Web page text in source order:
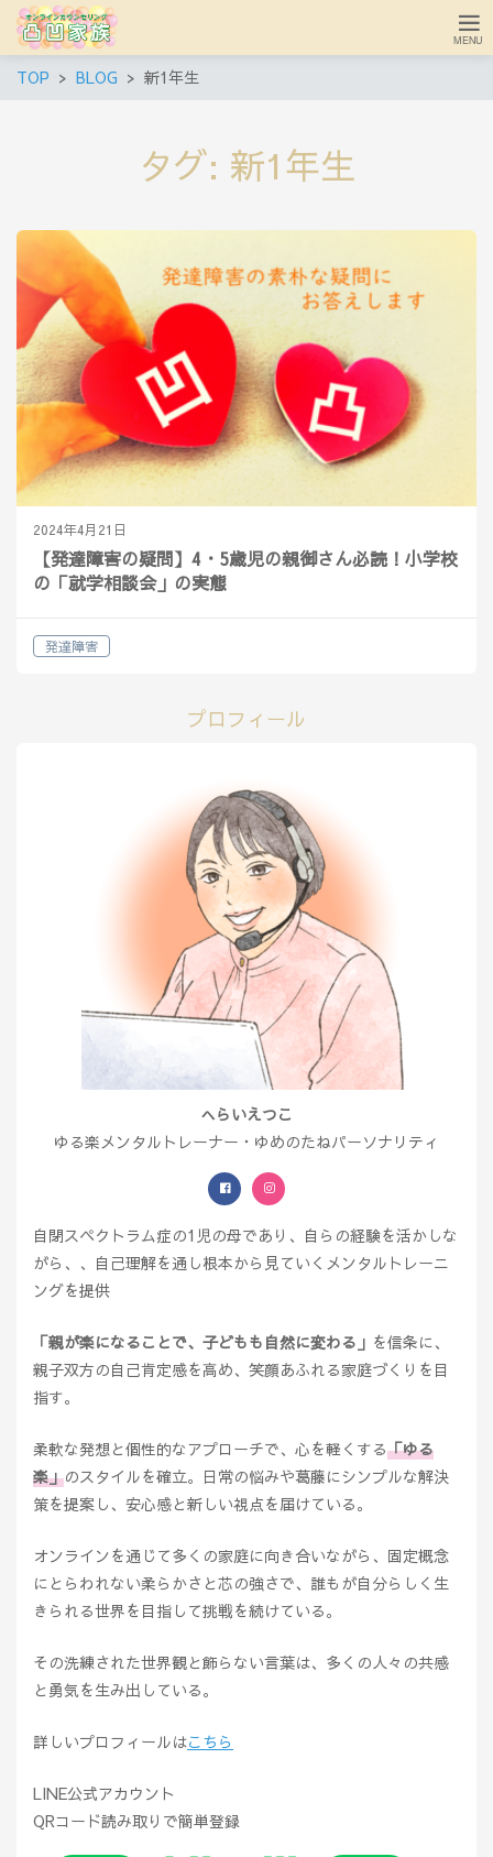
TOP BLOG 新1年生
タグ: 新1年生
2024年4月21日
【発達障害の疑問】4・5歳児の親御さん必読！小学校
の「就学相談会」の実態
発達障害
プロフィール
へらいえつこ
ゆる楽メンタルトレーナー・ゆめのたねパーソナリティ
自閉スペクトラム症の1児の母であり、自らの経験を活かしな
がら、、自己理解を通し根本から見ていくメンタルトレーニ
ングを提供
「親が楽になることで、子どもも自然に変わる」 を信条に、
親子双方の自己肯定感を高め、笑顔あふれる家庭づくりを目
指す。
柔軟な発想と個性的なアプローチで、心を軽くする「ゆる
楽」のスタイルを確立。日常の悩みや葛藤にシンプルな解決
策を提案し、安心感と新しい視点を届けている。
オンラインを通じて多くの家庭に向き合いながら、固定概念
にとらわれない柔らかさと芯の強さで、誰もが自分らしく生
きられる世界を目指して挑戦を続けている。
その洗練された世界観と飾らない言葉は、多くの人々の共感
と勇気を生み出している。
詳しいプロフィールはこちら
LINE公式アカウント
QRコード読み取りで簡単登録